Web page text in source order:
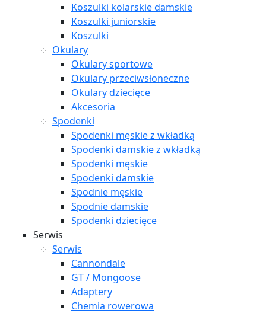
Koszulki kolarskie damskie
Koszulki juniorskie
Koszulki
Okulary
Okulary sportowe
Okulary przeciwsłoneczne
Okulary dziecięce
Akcesoria
Spodenki
Spodenki męskie z wkładką
Spodenki damskie z wkładką
Spodenki męskie
Spodenki damskie
Spodnie męskie
Spodnie damskie
Spodenki dziecięce
Serwis
Serwis
Cannondale
GT / Mongoose
Adaptery
Chemia rowerowa